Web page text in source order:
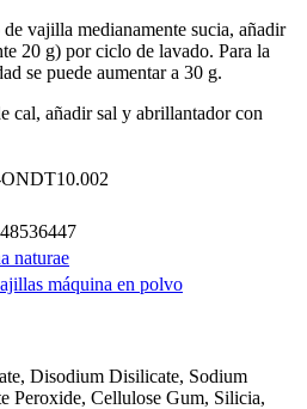
de vajilla medianamente sucia, añadir
20 g) por ciclo de lavado. Para la
se puede aumentar a 30 g.
cal, añadir sal y abrillantador con
naturae
máquina en polvo
Disodium Disilicate, Sodium
Peroxide, Cellulose Gum, Silicia,